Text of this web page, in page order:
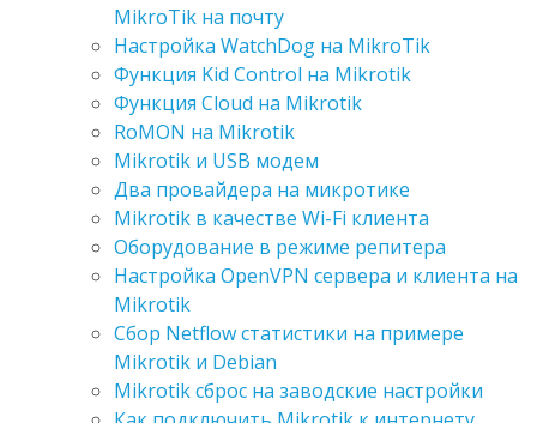
MikroTik на почту
Настройка WatchDog на MikroTik
Функция Kid Control на Mikrotik
Функция Cloud на Mikrotik
RoMON на Mikrotik
Mikrotik и USB модем
Два провайдера на микротике
Mikrotik в качестве Wi-Fi клиента
Оборудование в режиме репитера
Настройка OpenVPN сервера и клиента на
Mikrotik
Сбор Netflow статистики на примере
Mikrotik и Debian
Mikrotik сброс на заводские настройки